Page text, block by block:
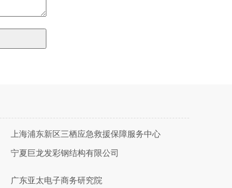
上海浦东新区三栖应急救援保障服务中心
宁夏巨龙发彩钢结构有限公司
广东亚太电子商务研究院